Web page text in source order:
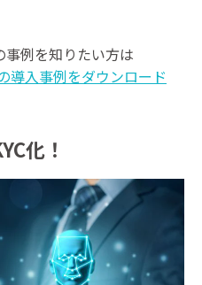
事例を知りたい方は
導入事例をダウンロード
化！